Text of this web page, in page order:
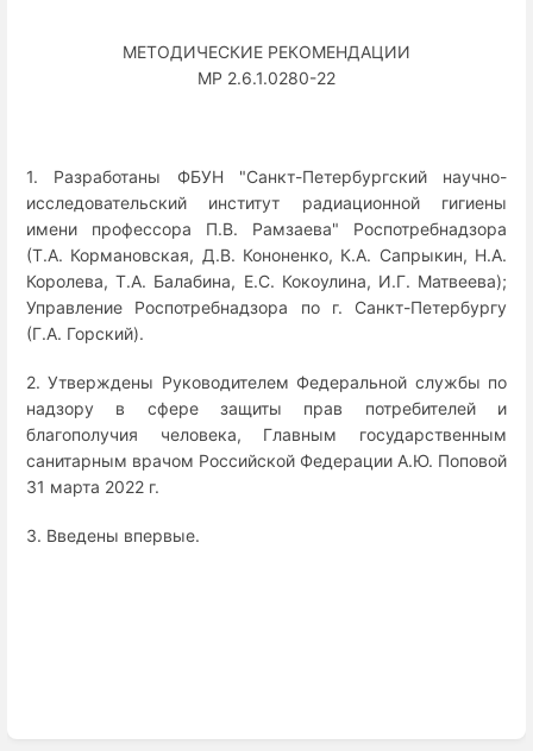
МЕТОДИЧЕСКИЕ РЕКОМЕНДАЦИИ
МР 2.6.1.0280-22
1. Разработаны ФБУН "Санкт-Петербургский научно-
исследовательский институт радиационной гигиены
имени профессора П.В. Рамзаева" Роспотребнадзора
(Т.А. Кормановская, Д.В. Кононенко, К.А. Сапрыкин, Н.А.
Королева, Т.А. Балабина, Е.С. Кокоулина, И.Г. Матвеева);
Управление Роспотребнадзора по г. Санкт-Петербургу
(Г.А. Горский).
2. Утверждены Руководителем Федеральной службы по
надзору в сфере защиты прав потребителей и
благополучия человека, Главным государственным
санитарным врачом Российской Федерации А.Ю. Поповой
31 марта 2022 г.
3. Введены впервые.